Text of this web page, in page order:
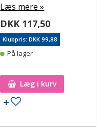
Læs mere »
DKK 117,50
Klubpris: DKK 99,88
På lager
Læg i kurv
Tilføj til ønskeseddel